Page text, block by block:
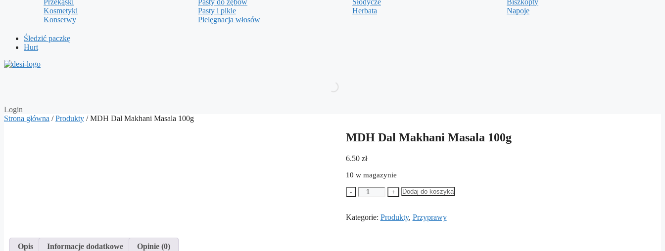
Przekąski
Pasty do zębów Słodycze
Biszkopty
Kosmetyki
Pasty i pikle Herbata
Napoje
Konserwy
Pielęgnacja włosów
Śledzić paczkę
Hurt
Login
Strona główna /Produkty / MDH Dal Makhani Masala 100g
MDH Dal Makhani Masala 100g
6.50 zł
10 w magazynie
-
ilość
MDH
Makhani
+ Dodaj do koszyka
Kategorie: Produkty, Przyprawy
Opis Informacje dodatkowe Opinie (0)